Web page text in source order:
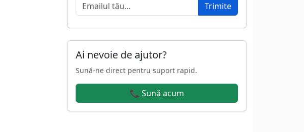
Trimite
Ai nevoie de ajutor?
Sună-ne direct pentru suport rapid.
📞 Sună acum